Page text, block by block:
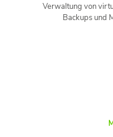
Verwaltung von
Backups und